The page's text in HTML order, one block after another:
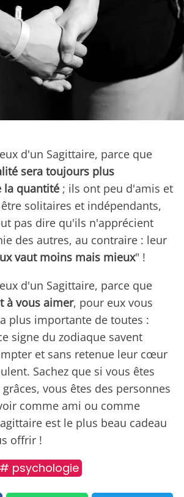
d'un Sagittaire, parce que
sera toujours plus
la quantité ; ils ont peu d'amis et
solitaires et indépendants,
pas dire qu'ils n'apprécient
des autres, au contraire : leur
vaut moins mais mieux" !
d'un Sagittaire, parce que
à vous aimer, pour eux vous
plus importante de toutes :
signe du zodiaque savent
et sans retenue leur cœur
Sachez que si vous êtes
vous êtes des personnes
comme ami ou comme
est le plus beau cadeau
offrir !
# psychologie